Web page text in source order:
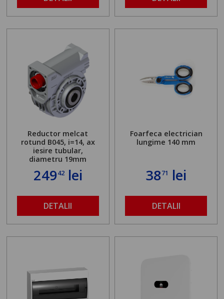
Reductor melcat
rotund B045, i=14, ax
iesire tubular,
diametru 19mm
24942lei
DETALII
Foarfeca electrician
lungime 140 mm
3871 lei
DETALII